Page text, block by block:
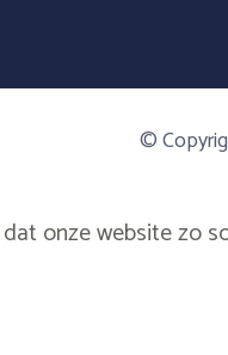
©
onze website zo